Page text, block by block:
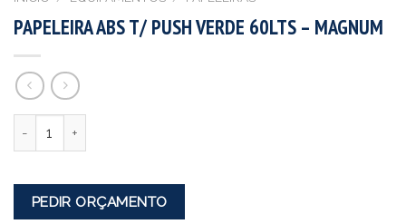
PAPELEIRA ABS T/ PUSH VERDE 60LTS – MAGNUM
PEDIR ORÇAMENTO